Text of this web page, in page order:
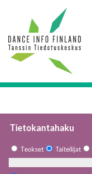
Tietokantahaku
Teokset Taiteilijat